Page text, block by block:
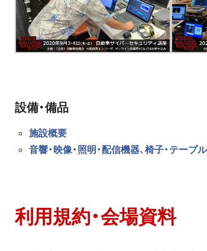
設備・備品
施設概要
音響・映像・照明・配信機器、椅子・テーブ
利用規約・会場資料